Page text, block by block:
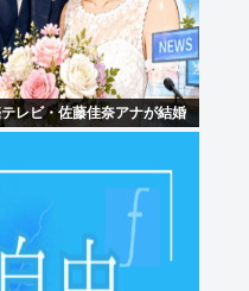
レビ・佐藤佳奈アナが結婚